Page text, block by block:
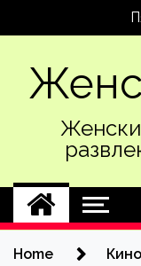
Home
Кино